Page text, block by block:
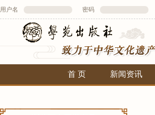
用户名 密码
首 页 新闻资讯